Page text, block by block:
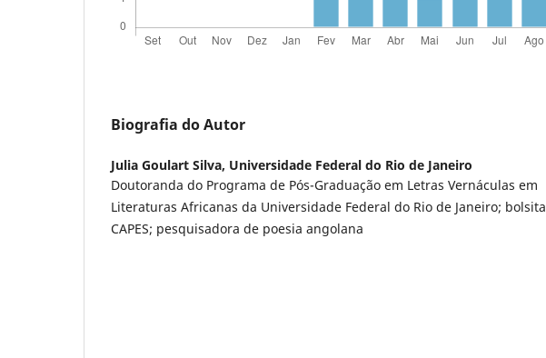
Biografia do Autor
Julia Goulart Silva, Universidade Federal do Rio de Janeiro
Doutoranda do Programa de Pós-Graduação em Letras Vernáculas em
Literaturas Africanas da Universidade Federal do Rio de Janeiro; bolsita
CAPES; pesquisadora de poesia angolana